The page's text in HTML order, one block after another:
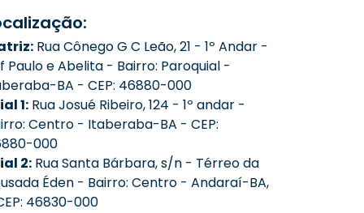
Rua Cônego G C Leão, 21 - 1º Andar -
Paulo e Abelita - Bairro: Paroquial -
BA - CEP: 46880-000
1: Rua Josué Ribeiro, 124 - 1º andar -
Centro - Itaberaba-BA - CEP:
000
2: Rua Santa Bárbara, s/n - Térreo da
Éden - Bairro: Centro - Andaraí-BA,
46830-000